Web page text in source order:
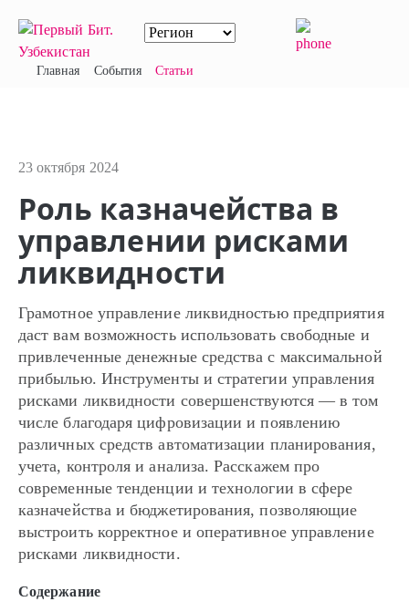
Главная События Статьи
23 октября 2024
Роль казначейства в
управлении рисками
ликвидности
Грамотное управление ликвидностью предприятия
даст вам возможность использовать свободные и
привлеченные денежные средства с максимальной
прибылью. Инструменты и стратегии управления
рисками ликвидности совершенствуются — в том
числе благодаря цифровизации и появлению
различных средств автоматизации планирования,
учета, контроля и анализа. Расскажем про
современные тенденции и технологии в сфере
казначейства и бюджетирования, позволяющие
выстроить корректное и оперативное управление
рисками ликвидности.
Содержание